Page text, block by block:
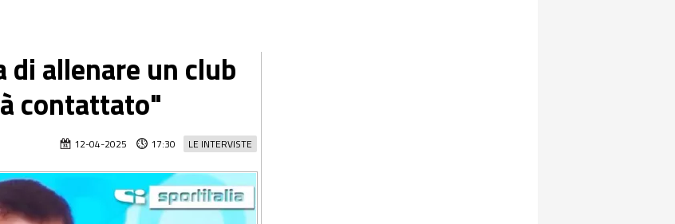
di allenare un club
contattato"
LE INTERVISTE
12-04-2025 17:30